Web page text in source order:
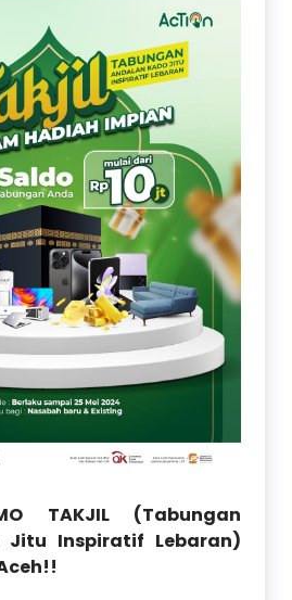
TAKJIL (Tabungan
Jitu Inspiratif Lebaran)